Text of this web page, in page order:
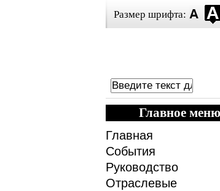
Размер шрифта:
Главное меню
Главная
События
Руководство
Отраслевые